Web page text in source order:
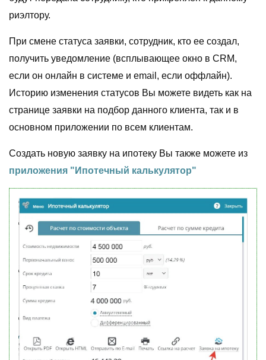
риэлтору.
При смене статуса заявки, сотрудник, кто ее создал,
получить уведомление (всплывающее окно в CRM,
если он онлайн в системе и email, если оффлайн).
Историю изменения статусов Вы можете видеть как на
странице заявки на подбор данного клиента, так и в
основном приложении по всем клиентам.
Создать новую заявку на ипотеку Вы также можете из
приложения "Ипотечный калькулятор"